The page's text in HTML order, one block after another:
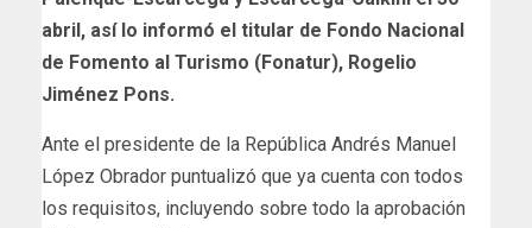
abril, así lo informó el titular de Fondo Nacional
de Fomento al Turismo (Fonatur), Rogelio
Jiménez Pons.
Ante el presidente de la República Andrés Manuel
López Obrador puntualizó que ya cuenta con todos
los requisitos, incluyendo sobre todo la aprobación